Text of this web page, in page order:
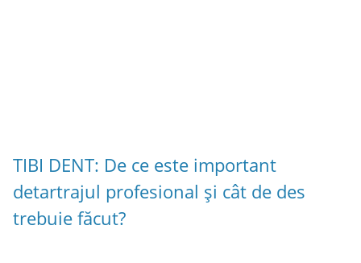
TIBI DENT: De ce este important
detartrajul profesional și cât de des
trebuie făcut?